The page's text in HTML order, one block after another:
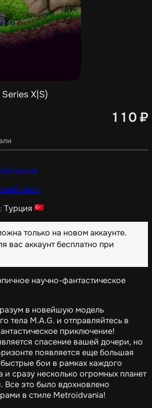
X|S)
110 ₽
текст
Турция
только на новом аккаунте.
вас аккаунт бесплатно при
научно-фантастическое
в новейшую модель
тела M.A.G. и отправляйтесь в
приключение!
спасение вашей дочери, но
появляется еще большая
бои в рамках каждого
и сразу несколько огромных планет
Все это было вдохновлено
в стиле Metroidvania!